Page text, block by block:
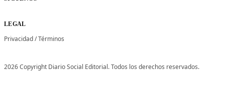
LEGAL
Privacidad/Términos
2026 Copyright Diario Social Editorial. Todos los derechos reservados.